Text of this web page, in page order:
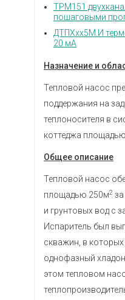
ТРМ151
пошаговыми
ДТПХхх5М.И
20 мА
Назначение и
Тепловой насос
поддержания на
теплоносителя в
коттеджа
Общее описание
Тепловой насос
площадью 250м2
и грунтовых вод с
Испаритель был
скважин, в
однофазный
этом тепловом